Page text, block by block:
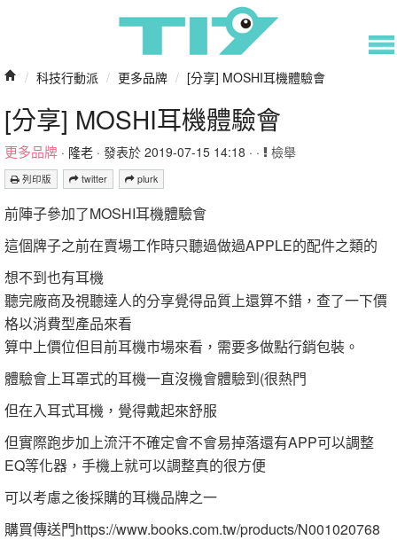
/ 科技行動派 / 更多品牌 / [分享] MOSHI耳機體驗會
[分享] MOSHI耳機體驗會
更多品牌 · 隆老 · 發表於 2019-07-15 14:18 · · 檢舉
列印版 twitter plurk
前陣子參加了MOSHI耳機體驗會
這個牌子之前在賣場工作時只聽過做過APPLE的配件之類的
想不到也有耳機
聽完廠商及視聽達人的分享覺得品質上還算不錯，查了一下價
格以消費型產品來看
算中上價位但目前耳機市場來看，需要多做點行銷包裝。
體驗會上耳罩式的耳機一直沒機會體驗到(很熱門
但在入耳式耳機，覺得戴起來舒服
但實際跑步加上流汗不確定會不會易掉落還有APP可以調整
EQ等化器，手機上就可以調整真的很方便
可以考慮之後採購的耳機品牌之一
購買傳送門https://www.books.com.tw/products/N001020768